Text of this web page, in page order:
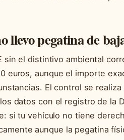
llevo pegatina de
sin el distintivo ambiental
euros, aunque el importe
El control se
datos con el registro de la
si tu vehículo no tiene
aunque la pegatina